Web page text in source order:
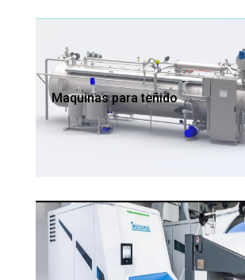
Maquinas para teñido